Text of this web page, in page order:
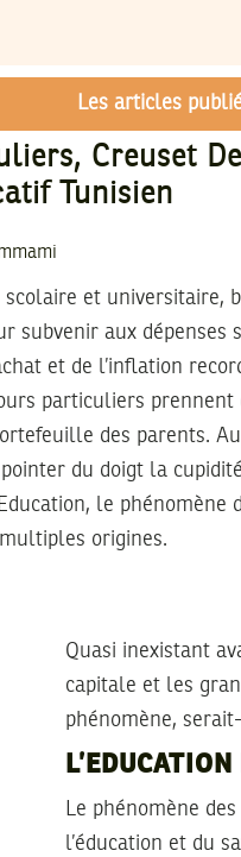
Les articles
Creuset
Tunisien
et universitaire,
subvenir aux dépenses
et de l’inflation
particuliers
des parents.
du doigt la
le phénomène
origines.
Quasi inexistant
capitale et les
phénomène,
Le phénomène
l’éducation et du